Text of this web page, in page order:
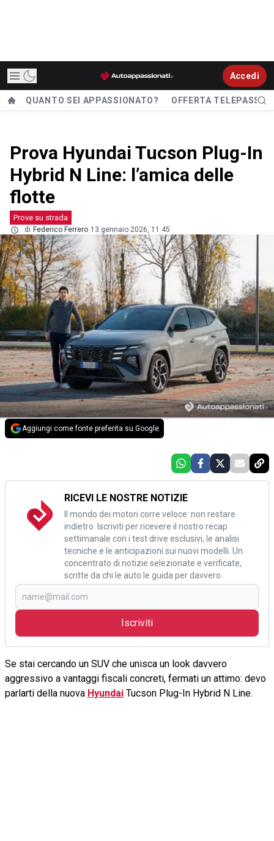
Accedi
QUANTO SEI APPASSIONATO? OFFERTA TELEPASS
Prova Hyundai Tucson Plug-In
Hybrid N Line: l’amica delle
flotte
Prove su strada
di Federico Ferrero 13 gennaio 2026, 11.45
Aggiungi come fonte preferita su Google
RICEVI LE NOSTRE NOTIZIE
Il mondo dei motori corre veloce: non restare
indietro. Iscriviti per ricevere il nostro recap
settimanale con i test drive esclusivi, le analisi
tecniche e le anticipazioni sui nuovi modelli. Un
concentrato di notizie selezionate e verificate,
scritte da chi le auto le guida per davvero.
Iscriviti
Se stai cercando un SUV che unisca un look davvero
aggressivo a vantaggi fiscali concreti, fermati un attimo: devo
parlarti della nuova Hyundai Tucson Plug-In Hybrid N Line.